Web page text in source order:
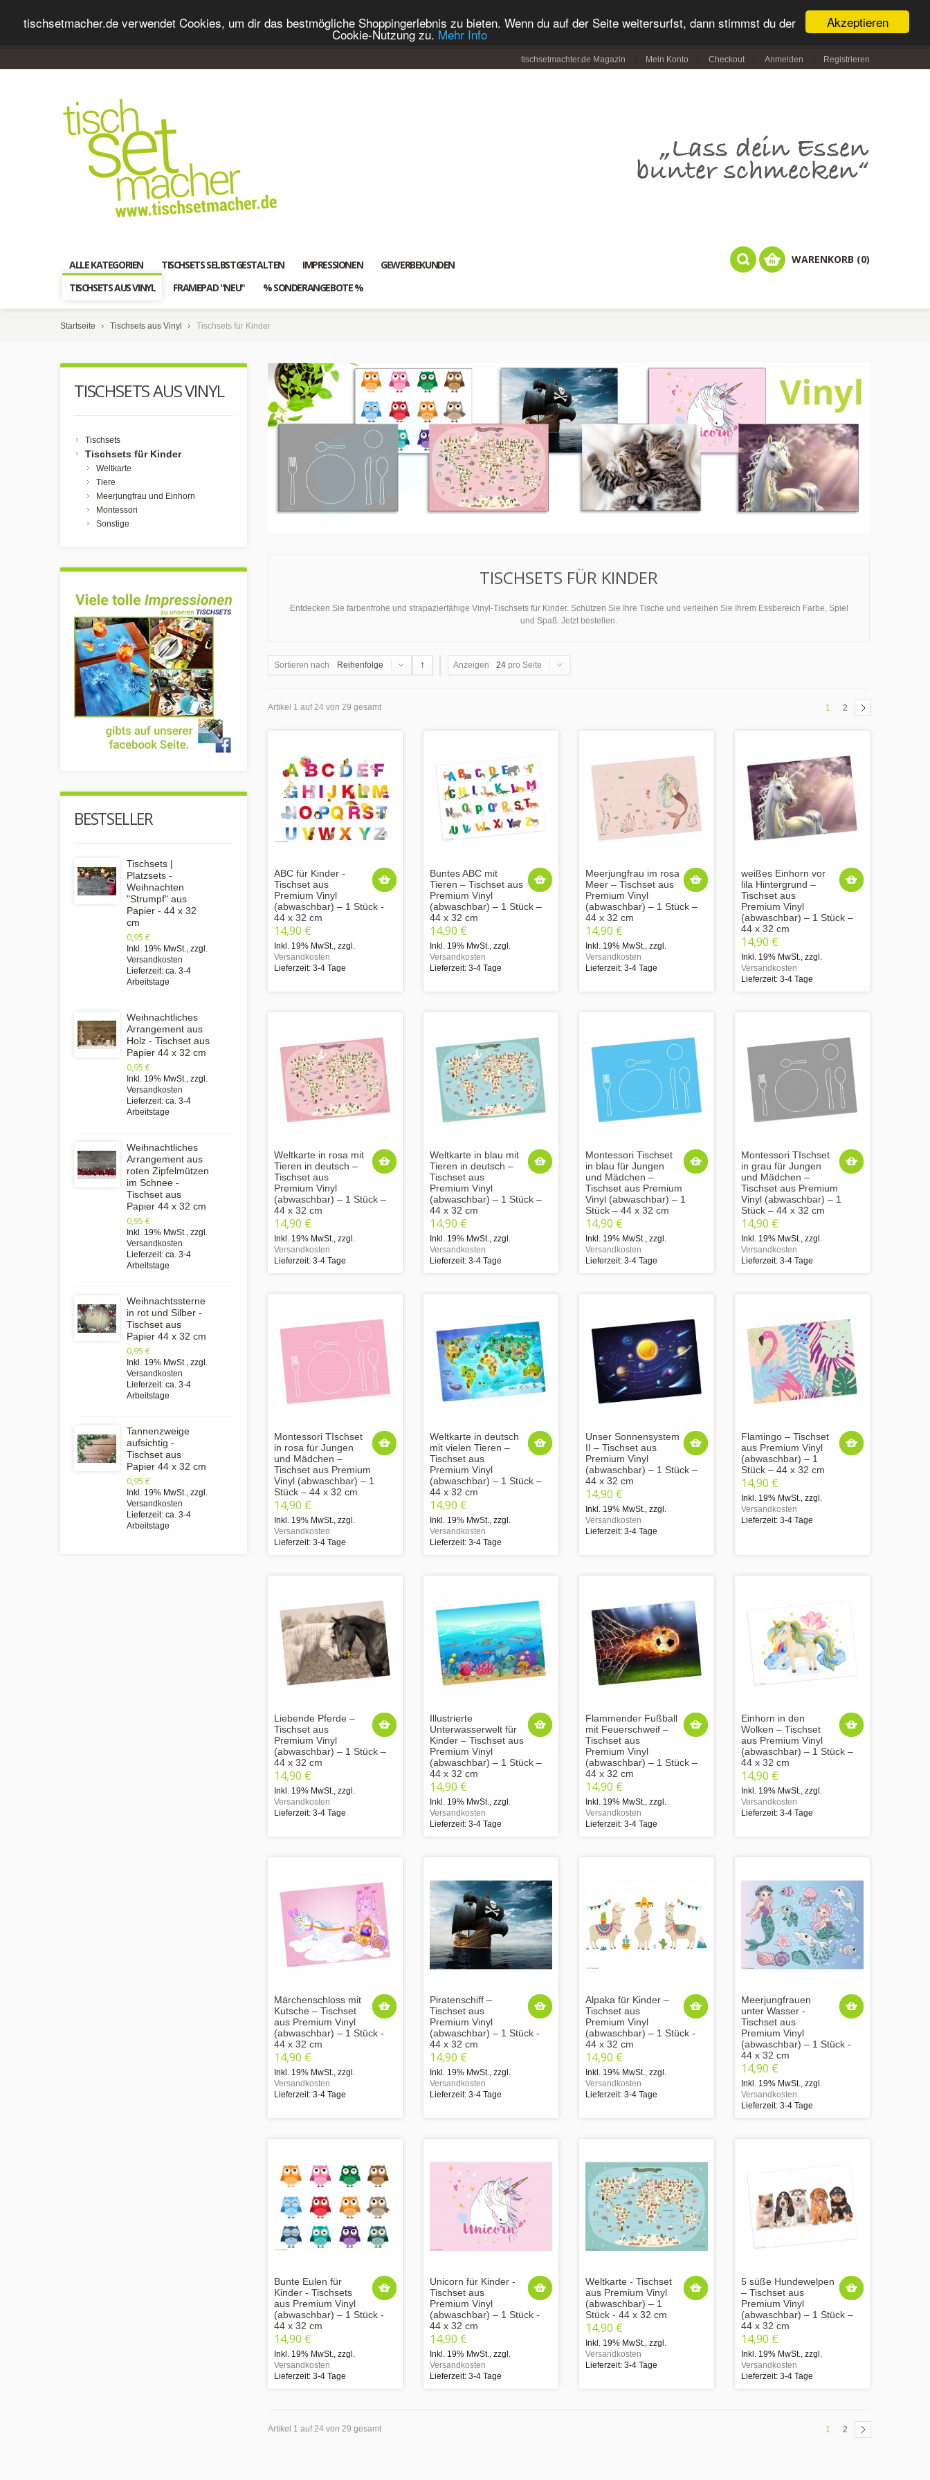
Akzeptieren
tischsetmacher.de verwendet Cookies, um dir das bestmögliche Shoppingerlebnis zu bieten. Wenn du auf der Seite weitersurfst, dann stimmst du der
Cookie-Nutzung zu. Mehr Info
tischsetmachter.de Magazin Mein Konto Checkout Anmelden Registrieren
ALLE KATEGORIEN TISCHSETS SELBSTGESTALTEN IMPRESSIONEN
GEWERBEKUNDEN
TISCHSETS AUS VINYL
FRAMEPAD "NEU" % SONDERANGEBOTE %
WARENKORB (0)
Startseite Tischsets aus Vinyl Tischsets für Kinder
TISCHSETS FÜR KINDER
Entdecken Sie farbenfrohe und strapazierfähige Vinyl-Tischsets für Kinder. Schützen Sie Ihre Tische und verleihen Sie Ihrem Essbereich Farbe, Spiel
und Spaß. Jetzt bestellen.
Sortieren nach Reihenfolge Anzeigen 24 pro Seite
Artikel 1 auf 24 von 29 gesamt 1 2
ABC für Kinder -
Tischset aus
Premium Vinyl
(abwaschbar) – 1 Stück -
44 x 32 cm
14,90 €
Inkl. 19% MwSt. zzgl.
Versandkosten
Lieferzeit: 3-4 Tage
Buntes ABC mit
Tieren – Tischset aus
Premium Vinyl
(abwaschbar) – 1 Stück –
44 x 32 cm
14,90 €
Inkl. 19% MwSt. zzgl.
Versandkosten
Lieferzeit: 3-4 Tage
Meerjungfrau im rosa
Meer – Tischset aus
Premium Vinyl
(abwaschbar) – 1 Stück –
44 x 32 cm
14,90 €
Inkl. 19% MwSt. zzgl.
Versandkosten
Lieferzeit: 3-4 Tage
weißes Einhorn vor
lila Hintergrund –
Tischset aus
Premium Vinyl
(abwaschbar) – 1 Stück –
44 x 32 cm
14,90 €
Inkl. 19% MwSt. zzgl.
Versandkosten
Lieferzeit: 3-4 Tage
Weltkarte in rosa mit
Tieren in deutsch –
Tischset aus
Premium Vinyl
(abwaschbar) – 1 Stück –
44 x 32 cm
14,90 €
Inkl. 19% MwSt. zzgl.
Versandkosten
Lieferzeit: 3-4 Tage
Weltkarte in blau mit
Tieren in deutsch –
Tischset aus
Premium Vinyl
(abwaschbar) – 1 Stück –
44 x 32 cm
14,90 €
Inkl. 19% MwSt. zzgl.
Versandkosten
Lieferzeit: 3-4 Tage
Montessori Tischset
in blau für Jungen
und Mädchen –
Tischset aus Premium
Vinyl (abwaschbar) – 1
Stück – 44 x 32 cm
14,90 €
Inkl. 19% MwSt. zzgl.
Versandkosten
Lieferzeit: 3-4 Tage
Montessori TIschset
in grau für Jungen
und Mädchen –
Tischset aus Premium
Vinyl (abwaschbar) – 1
Stück – 44 x 32 cm
14,90 €
Inkl. 19% MwSt. zzgl.
Versandkosten
Lieferzeit: 3-4 Tage
Montessori TIschset
in rosa für Jungen
und Mädchen –
Tischset aus Premium
Vinyl (abwaschbar) – 1
Stück – 44 x 32 cm
14,90 €
Inkl. 19% MwSt. zzgl.
Versandkosten
Lieferzeit: 3-4 Tage
Weltkarte in deutsch
mit vielen Tieren –
Tischset aus
Premium Vinyl
(abwaschbar) – 1 Stück –
44 x 32 cm
14,90 €
Inkl. 19% MwSt. zzgl.
Versandkosten
Lieferzeit: 3-4 Tage
Unser Sonnensystem
II – Tischset aus
Premium Vinyl
(abwaschbar) – 1 Stück –
44 x 32 cm
14,90 €
Inkl. 19% MwSt. zzgl.
Versandkosten
Lieferzeit: 3-4 Tage
Flamingo – Tischset
aus Premium Vinyl
(abwaschbar) – 1
Stück – 44 x 32 cm
14,90 €
Inkl. 19% MwSt. zzgl.
Versandkosten
Lieferzeit: 3-4 Tage
Liebende Pferde –
Tischset aus
Premium Vinyl
(abwaschbar) – 1 Stück –
44 x 32 cm
14,90 €
Inkl. 19% MwSt. zzgl.
Versandkosten
Lieferzeit: 3-4 Tage
Illustrierte
Unterwasserwelt für
Kinder – Tischset aus
Premium Vinyl
(abwaschbar) – 1 Stück –
44 x 32 cm
14,90 €
Inkl. 19% MwSt. zzgl.
Versandkosten
Lieferzeit: 3-4 Tage
Flammender Fußball
mit Feuerschweif –
Tischset aus
Premium Vinyl
(abwaschbar) – 1 Stück –
44 x 32 cm
14,90 €
Inkl. 19% MwSt. zzgl.
Versandkosten
Lieferzeit: 3-4 Tage
Einhorn in den
Wolken – Tischset
aus Premium Vinyl
(abwaschbar) – 1 Stück –
44 x 32 cm
14,90 €
Inkl. 19% MwSt. zzgl.
Versandkosten
Lieferzeit: 3-4 Tage
Märchenschloss mit
Kutsche – Tischset
aus Premium Vinyl
(abwaschbar) – 1 Stück -
44 x 32 cm
14,90 €
Inkl. 19% MwSt. zzgl.
Versandkosten
Lieferzeit: 3-4 Tage
Piratenschiff –
Tischset aus
Premium Vinyl
(abwaschbar) – 1 Stück -
44 x 32 cm
14,90 €
Inkl. 19% MwSt. zzgl.
Versandkosten
Lieferzeit: 3-4 Tage
Alpaka für Kinder –
Tischset aus
Premium Vinyl
(abwaschbar) – 1 Stück -
44 x 32 cm
14,90 €
Inkl. 19% MwSt. zzgl.
Versandkosten
Lieferzeit: 3-4 Tage
Meerjungfrauen
unter Wasser -
Tischset aus
Premium Vinyl
(abwaschbar) – 1 Stück -
44 x 32 cm
14,90 €
Inkl. 19% MwSt. zzgl.
Versandkosten
Lieferzeit: 3-4 Tage
Bunte Eulen für
Kinder - Tischsets
aus Premium Vinyl
(abwaschbar) – 1 Stück -
44 x 32 cm
14,90 €
Inkl. 19% MwSt. zzgl.
Versandkosten
Lieferzeit: 3-4 Tage
Unicorn für Kinder -
Tischset aus
Premium Vinyl
(abwaschbar) – 1 Stück -
44 x 32 cm
14,90 €
Inkl. 19% MwSt. zzgl.
Versandkosten
Lieferzeit: 3-4 Tage
Weltkarte - Tischset
aus Premium Vinyl
(abwaschbar) – 1
Stück - 44 x 32 cm
14,90 €
Inkl. 19% MwSt. zzgl.
Versandkosten
Lieferzeit: 3-4 Tage
5 süße Hundewelpen
– Tischset aus
Premium Vinyl
(abwaschbar) – 1 Stück –
44 x 32 cm
14,90 €
Inkl. 19% MwSt. zzgl.
Versandkosten
Lieferzeit: 3-4 Tage
Artikel 1 auf 24 von 29 gesamt 1 2
TISCHSETS AUS VINYL
Tischsets
Tischsets für Kinder
Weltkarte
Tiere
Meerjungfrau und Einhorn
Montessori
Sonstige
BESTSELLER
Tischsets |
Platzsets -
Weihnachten
"Strumpf" aus
Papier - 44 x 32
cm
0,95 €
Inkl. 19% MwSt., zzgl.
Versandkosten
Lieferzeit: ca. 3-4
Arbeitstage
Weihnachtliches
Arrangement aus
Holz - Tischset aus
Papier 44 x 32 cm
0,95 €
Inkl. 19% MwSt., zzgl.
Versandkosten
Lieferzeit: ca. 3-4
Arbeitstage
Weihnachtliches
Arrangement aus
roten Zipfelmützen
im Schnee -
Tischset aus
Papier 44 x 32 cm
0,95 €
Inkl. 19% MwSt., zzgl.
Versandkosten
Lieferzeit: ca. 3-4
Arbeitstage
Weihnachtssterne
in rot und Silber -
Tischset aus
Papier 44 x 32 cm
0,95 €
Inkl. 19% MwSt., zzgl.
Versandkosten
Lieferzeit: ca. 3-4
Arbeitstage
Tannenzweige
aufsichtig -
Tischset aus
Papier 44 x 32 cm
0,95 €
Inkl. 19% MwSt., zzgl.
Versandkosten
Lieferzeit: ca. 3-4
Arbeitstage